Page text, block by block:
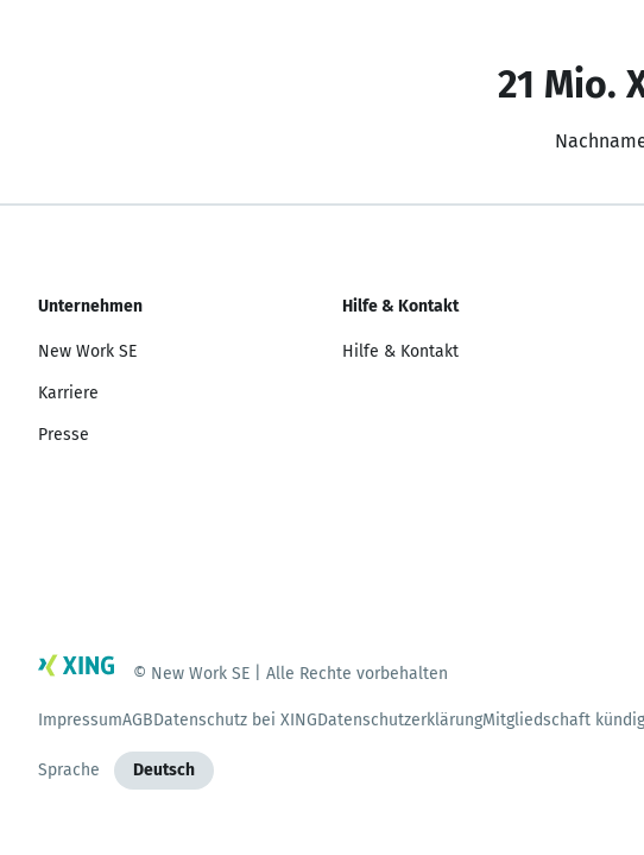
21 Mio.
Unternehmen
New Work SE
Karriere
Presse
Hilfe & Kontakt
Hilfe & Kontakt
© New Work SE | Alle Rechte vorbehalten
ImpressumAGBDatenschutz bei XINGDatenschutzerklärungMitgliedschaft
Sprache Deutsch